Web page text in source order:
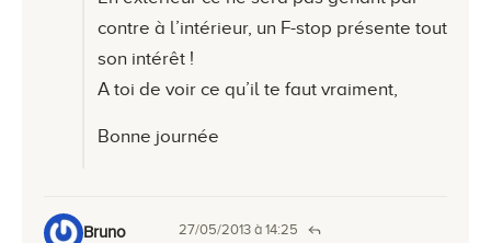
contre à l’intérieur, un F-stop présente tout
son intérêt !
A toi de voir ce qu’il te faut vraiment,
Bonne journée
Bruno 27/05/2013 à 14:25